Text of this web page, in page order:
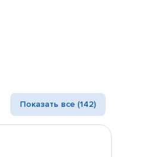
Показать все (142)